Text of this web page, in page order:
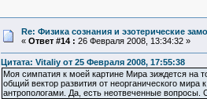
Re: Физика сознания и эзотерические
« Ответ #14 : 26 Февраля 2008, 13:34:32 »
Цитата: Vitaliy от 25 Февраля 2008, 17:55:38
Моя симпатия к моей картине Мира зиждется на
общий вектор развития от неорганического
антропологами. Да, есть неотвеченные вопросы.